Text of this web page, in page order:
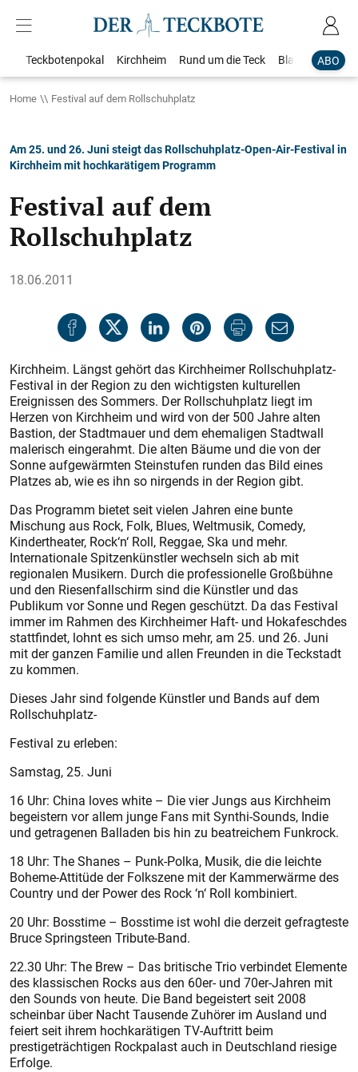
ABO
Teckbotenpokal Kirchheim Rund um die Teck Blaulicht
Home Festival auf dem Rollschuhplatz
Am 25. und 26. Juni steigt das Rollschuhplatz-Open-Air-Festival in
Kirchheim mit hochkarätigem Programm
Festival auf dem
Rollschuhplatz
18.06.2011
Kirchheim. Längst gehört das Kirchheimer Rollschuhplatz-
Festival in der Region zu den wichtigsten kulturellen
Ereignissen des Sommers. Der Rollschuhplatz liegt im
Herzen von Kirchheim und wird von der 500 Jahre alten
Bastion, der Stadtmauer und dem ehemaligen Stadtwall
malerisch eingerahmt. Die alten Bäume und die von der
Sonne aufgewärmten Steinstufen runden das Bild eines
Platzes ab, wie es ihn so nirgends in der Region gibt.
Das Programm bietet seit vielen Jahren eine bunte
Mischung aus Rock, Folk, Blues, Weltmusik, Comedy,
Kindertheater, Rock‘n‘ Roll, Reggae, Ska und mehr.
Internationale Spitzenkünstler wechseln sich ab mit
regionalen Musikern. Durch die professionelle Großbühne
und den Riesenfallschirm sind die Künstler und das
Publikum vor Sonne und Regen geschützt. Da das Festival
immer im Rahmen des Kirchheimer Haft- und Hokafeschdes
stattfindet, lohnt es sich umso mehr, am 25. und 26. Juni
mit der ganzen Familie und allen Freunden in die Teckstadt
zu kommen.
Dieses Jahr sind folgende Künstler und Bands auf dem
Rollschuhplatz-
Festival zu erleben:
Samstag, 25. Juni
16 Uhr: China loves white – Die vier Jungs aus Kirchheim
begeistern vor allem junge Fans mit Synthi-Sounds, Indie
und getragenen Balladen bis hin zu beatreichem Funkrock.
18 Uhr: The Shanes – Punk-Polka, Musik, die die leichte
Boheme-Attitüde der Folkszene mit der Kammerwärme des
Country und der Power des Rock ‘n‘ Roll kombiniert.
20 Uhr: Bosstime – Bosstime ist wohl die derzeit gefragteste
Bruce Springsteen Tribute-Band.
22.30 Uhr: The Brew – Das britische Trio verbindet Elemente
des klassischen Rocks aus den 60er- und 70er-Jahren mit
den Sounds von heute. Die Band begeistert seit 2008
scheinbar über Nacht Tausende Zuhörer im Ausland und
feiert seit ihrem hochkarätigen TV-Auftritt beim
prestigeträchtigen Rockpalast auch in Deutschland riesige
Erfolge.